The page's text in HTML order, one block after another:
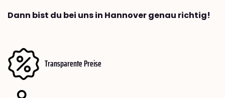
Dann bist du bei uns in Hannover genau richtig!
Transparente Preise